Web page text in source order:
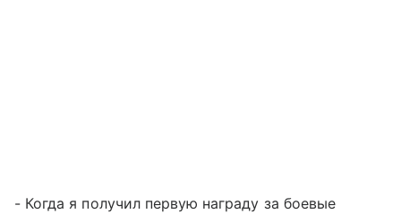
- Когда я получил первую награду за боевые